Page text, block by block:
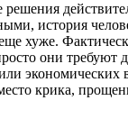
решения
история
хуже.
они требуют
экономических
крика,